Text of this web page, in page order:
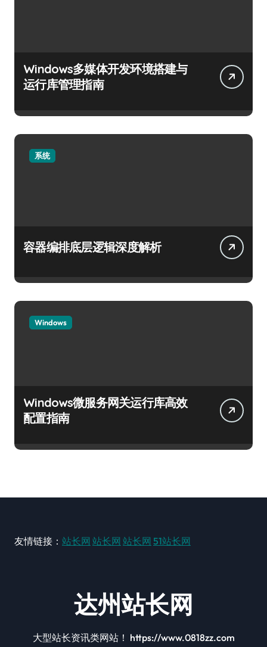
Windows多媒体开发环境搭建与
运行库管理指南
系统
容器编排底层逻辑深度解析
Windows
Windows微服务网关运行库高效
配置指南
友情链接： 站长网 站长网 站长网 51站长网
达州站长网
大型站长资讯类网站！ https://www.0818zz.com